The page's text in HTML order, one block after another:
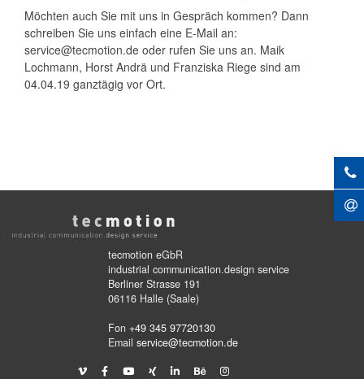
Möchten auch Sie mit uns in Gespräch kommen? Dann
schreiben Sie uns einfach eine E-Mail an:
service@tecmotion.de oder rufen Sie uns an. Maik
Lochmann, Horst Andrä und Franziska Riege sind am
04.04.19 ganztägig vor Ort.
tecmotion eGbR
industrial communication.design service
Berliner Strasse 191
06116 Halle (Saale)
Fon +49 345 97720130
Email service@tecmotion.de